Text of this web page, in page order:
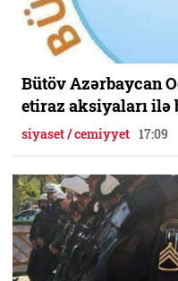
Bütöv Azərbaycan
etiraz aksiyaları ilə
siyaset / cemiyyet 17:09